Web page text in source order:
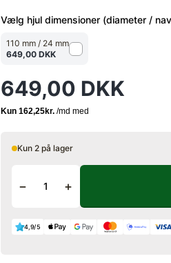
Vælg hjul dimensioner (diameter /
110 mm / 24 mm
649,00 DKK
649,00 DKK
Kun 2 på lager
− +
4,9/5